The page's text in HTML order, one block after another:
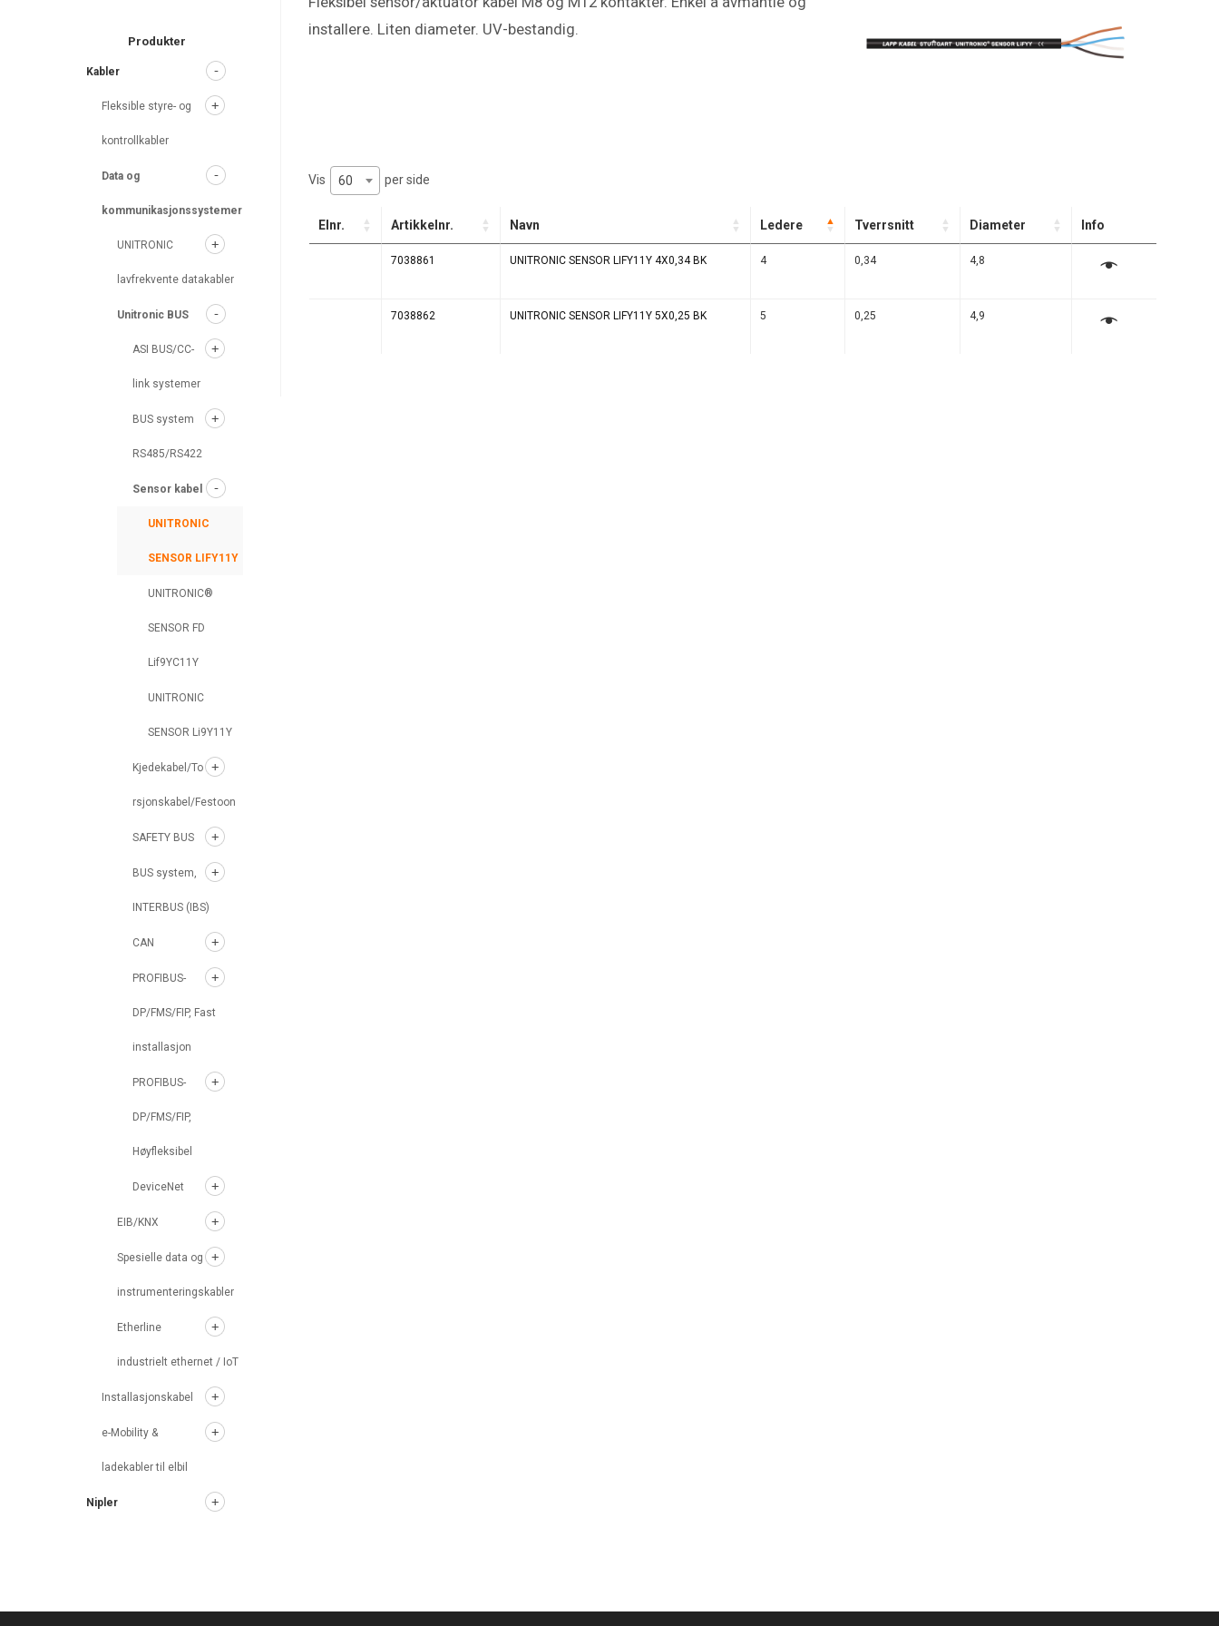
Produkter
Kabler
Fleksible styre- og
kontrollkabler
Data og
kommunikasjonssystemer
UNITRONIC
lavfrekvente datakabler
Unitronic BUS
ASI BUS/CC-
link systemer
BUS system
RS485/RS422
Sensor kabel
UNITRONIC
SENSOR LIFY11Y
UNITRONIC®
SENSOR FD
Lif9YC11Y
UNITRONIC
SENSOR Li9Y11Y
Kjedekabel/To
rsjonskabel/Festoon
SAFETY BUS
BUS system,
INTERBUS (IBS)
CAN
PROFIBUS-
DP/FMS/FIP, Fast
installasjon
PROFIBUS-
DP/FMS/FIP,
Høyfleksibel
DeviceNet
EIB/KNX
Spesielle data og
instrumenteringskabler
Etherline
industrielt ethernet / IoT
Installasjonskabel
e-Mobility &
ladekabler til elbil
Nipler
installere. Liten diameter. UV-bestandig.
Vis 60 per side
Elnr. Artikkelnr. Navn Ledere Tverrsnitt Diameter Info
7038861 UNITRONIC SENSOR LIFY11Y 4X0,34 BK 4 0,34 4,8
7038862 UNITRONIC SENSOR LIFY11Y 5X0,25 BK 5 0,25 4,9